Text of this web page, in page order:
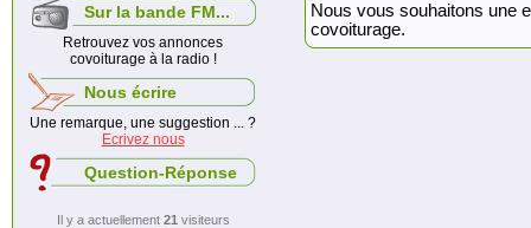
Sur la bande FM...
Retrouvez vos annonces
covoiturage à la radio !
Nous écrire
Une remarque, une suggestion ... ?
Ecrivez nous
Question-Réponse
Il y a actuellement 21 visiteurs
Nous vous souhaitons une
covoiturage.